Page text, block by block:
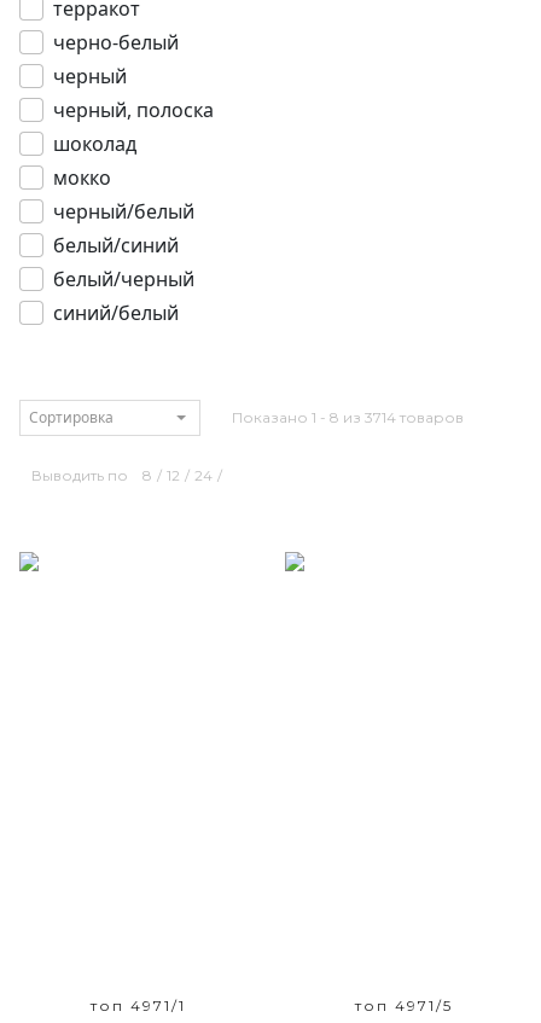
терракот
черно-белый
черный
черный, полоска
шоколад
мокко
черный/белый
белый/синий
белый/черный
синий/белый
Сортировка Показано 1 - 8 из 3714 товаров
Выводить по 8 / 12 / 24 /
топ 4971/1 топ 4971/5